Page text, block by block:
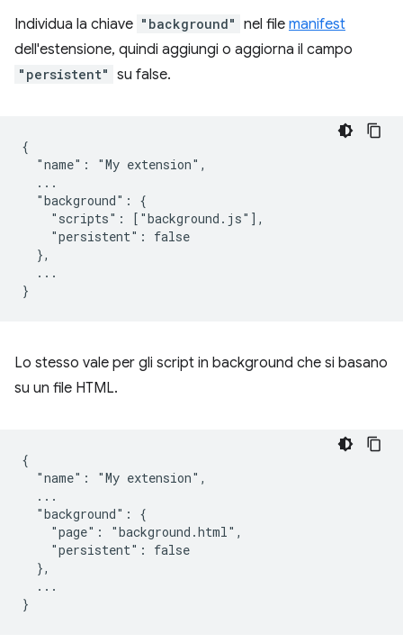
Individua la chiave "background" nel file manifest
dell'estensione, quindi aggiungi o aggiorna il campo
"persistent" su false.
{
  "name": "My extension",
  ...
  "background": {
    "scripts": ["background.js"],
    "persistent": false
  },
  ...
Lo stesso vale per gli script in background che si basano
su un file HTML.
{
  "name": "My extension",
  ...
  "background": {
    "page": "background.html",
    "persistent": false
  },
  ...